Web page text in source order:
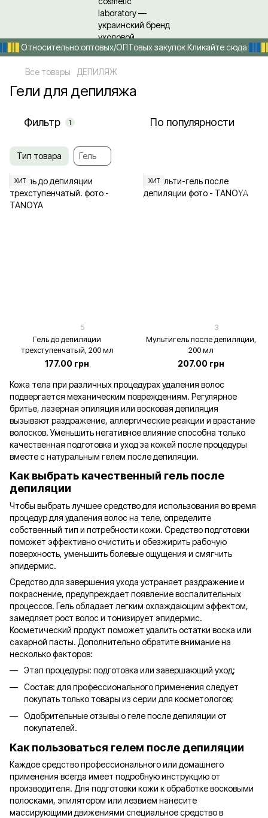
Относительно оптовых/ОПТовых закупок Кликайте сюда
Все товары ДЕПИЛЯЖ
Гели для депиляжа
Фильтр 1 По популярности
Тип товара Гель
ХИТ
5
Гель до депиляции
трехступенчатый, 200 мл
177.00 грн
ХИТ
3
Мультигель после депиляции,
200 мл
207.00 грн
Кожа тела при различных процедурах удаления волос
подвергается механическим повреждениям. Регулярное
бритье, лазерная эпиляция или восковая депиляция
вызывают раздражение, аллергические реакции и врастание
волосков. Уменьшить негативное влияние способна только
качественная подготовка и уход за кожей после процедуры
вместе с натуральным гелем после депиляции.
Как выбрать качественный гель после
депиляции
Чтобы выбрать лучшее средство для использования во время
процедур для удаления волос на теле, определите
собственный тип и потребности кожи. Средство подготовки
поможет эффективно очистить и обезжирить рабочую
поверхность, уменьшить болевые ощущения и смягчить
эпидермис.
Средство для завершения ухода устраняет раздражение и
покраснение, предупреждает появление воспалительных
процессов. Гель обладает легким охлаждающим эффектом,
замедляет рост волос и тонизирует эпидермис.
Косметический продукт поможет удалить остатки воска или
сахарной пасты. Дополнительно обратите внимание на
несколько факторов:
Этап процедуры: подготовка или завершающий уход;
Состав: для профессионального применения следует
покупать только товары из серии для косметологов;
Одобрительные отзывы о геле после депиляции от
покупателей.
Как пользоваться гелем после депиляции
Каждое средство профессионального или домашнего
применения всегда имеет подробную инструкцию от
производителя. Для подготовки кожи к обработке восковыми
полосками, эпилятором или лезвием нанесите
массирующими движениями специальное средство в